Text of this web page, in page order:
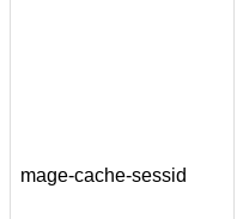
mage-cache-sessid